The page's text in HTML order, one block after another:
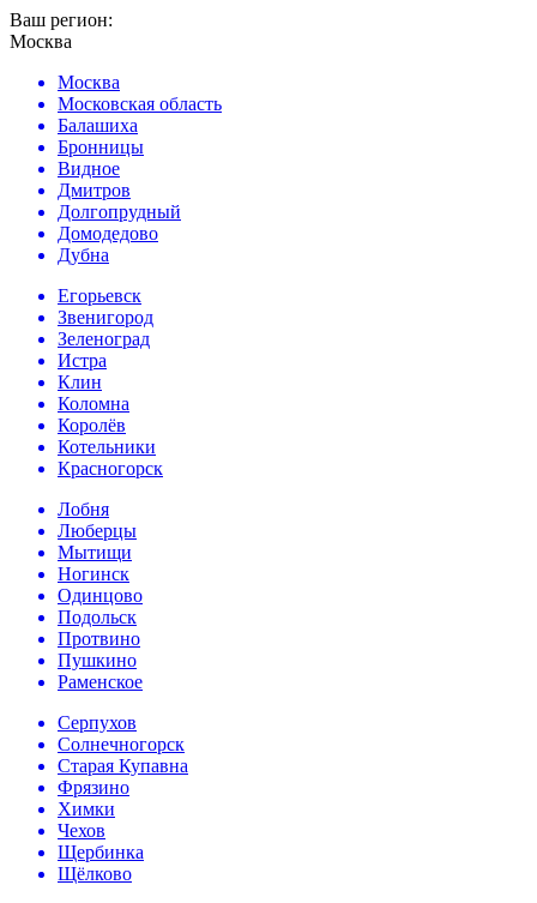
Ваш регион:
Москва
Москва
Московская область
Балашиха
Бронницы
Видное
Дмитров
Долгопрудный
Домодедово
Дубна
Егорьевск
Звенигород
Зеленоград
Истра
Клин
Коломна
Королёв
Котельники
Красногорск
Лобня
Люберцы
Мытищи
Ногинск
Одинцово
Подольск
Протвино
Пушкино
Раменское
Серпухов
Солнечногорск
Старая Купавна
Фрязино
Химки
Чехов
Щербинка
Щёлково